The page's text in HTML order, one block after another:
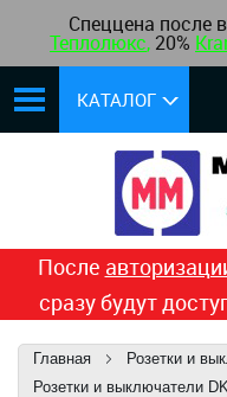
Спеццена после
Теплолюкс, 20%
КАТАЛОГ
После
сразу будут
Главная
Розетки и
Розетки и выключатели